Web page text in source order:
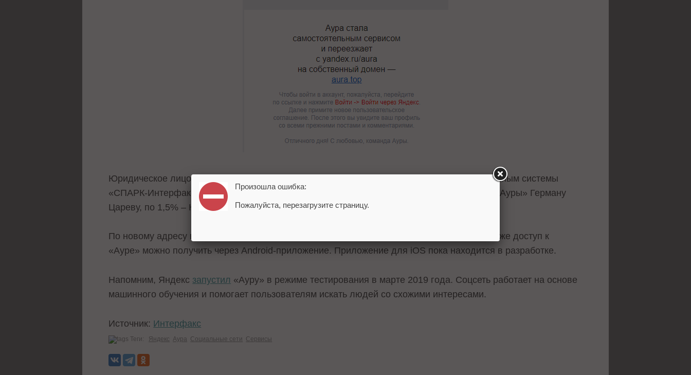
Юридическое лицо «ИИ-Технологии» было зарегистрировано в декабре 2019 года, по данным системы
«СПАРК-Интерфакс». 49% компании принадлежит ООО «Яндекс», 48% – руководителю «Ауры» Герману
Цареву, по 1,5% – Константину Леху и Андрею Бабаеву.
По новому адресу в социальной сети зарегистрироваться может любой пользователь. Также доступ к
«Ауре» можно получить через Android-приложение. Приложение для iOS пока находится в разработке.
Напомним, Яндекс запустил «Ауру» в режиме тестирования в марте 2019 года. Соцсеть работает на основе
машинного обучения и помогает пользователям искать людей со схожими интересами.
Источник: Интерфакс
Теги: Яндекс Аура Социальные сети Сервисы
Произошла ошибка:
Пожалуйста, перезагрузите страницу.